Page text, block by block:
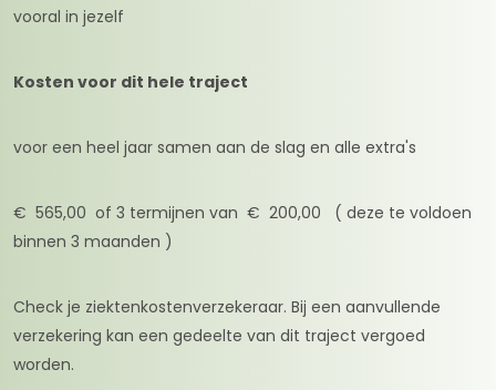
vooral in jezelf
Kosten voor dit hele traject
voor een heel jaar samen aan de slag en alle extra's
€ 565,00 of 3 termijnen van € 200,00 ( deze te voldoen
binnen 3 maanden )
Check je ziektenkostenverzekeraar. Bij een aanvullende
verzekering kan een gedeelte van dit traject vergoed
worden.